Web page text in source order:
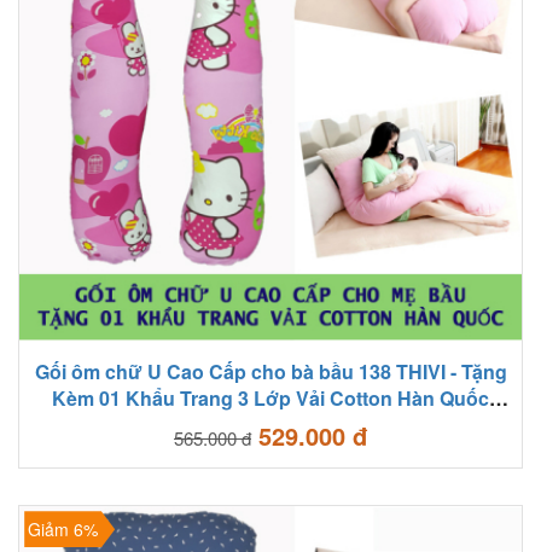
Gối ôm chữ U Cao Cấp cho bà bầu 138 THIVI - Tặng
Kèm 01 Khẩu Trang 3 Lớp Vải Cotton Hàn Quốc
Chống Bụi Bẩn, Vi Khuẩn
565.000 đ529.000 đ
Giảm 6%